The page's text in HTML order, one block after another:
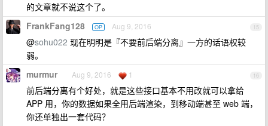
的文章就不说这个了。
15
FrankFang128 OP Aug 9, 2016
@sohu022 现在明明是『不要前后端分离』一方的话语权较
弱。
16
murmur Aug 9, 2016 1
前后端分离有个好处，就是这些接口基本不用改就可以拿给
APP 用，你的数据如果全用后端渲染，到移动端甚至 web 端，
你还单独出一套代码？